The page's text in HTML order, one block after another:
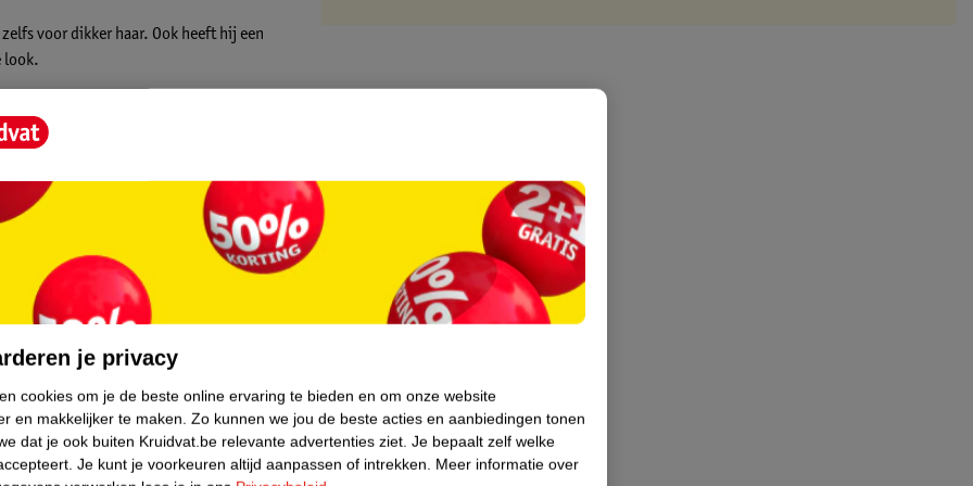
voor dikker haar. Ook heeft hij een
look.
en makkelijk mee te nemen is.
je privacy
cookies om je de beste online ervaring te bieden en om onze website
en makkelijker te maken. Zo kunnen we jou de beste acties en aanbiedingen tonen
dat je ook buiten Kruidvat.be relevante advertenties ziet. Je bepaalt zelf welke
Je kunt je voorkeuren altijd aanpassen of intrekken. Meer informatie over